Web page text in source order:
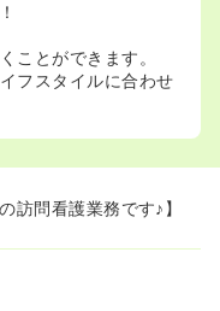
ことができます。
フスタイルに合わせ
問看護業務です♪】